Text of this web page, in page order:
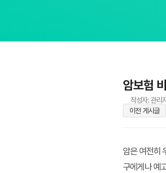
암보험
작성자: 관리
이전 게시글
암은 여전히
구에게나 예